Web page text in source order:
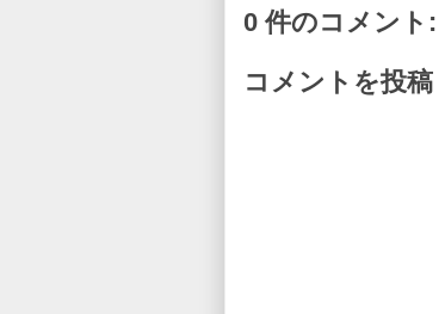
0 件のコメント:
コメントを投稿